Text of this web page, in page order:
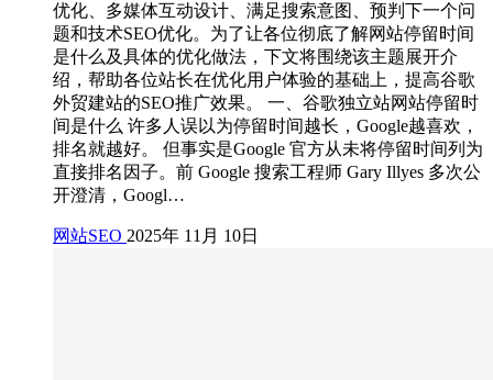
优化、多媒体互动设计、满足搜索意图、预判下一个问
题和技术SEO优化。为了让各位彻底了解网站停留时间
是什么及具体的优化做法，下文将围绕该主题展开介
绍，帮助各位站长在优化用户体验的基础上，提高谷歌
外贸建站的SEO推广效果。 一、谷歌独立站网站停留时
间是什么 许多人误以为停留时间越长，Google越喜欢，
排名就越好。 但事实是Google 官方从未将停留时间列为
直接排名因子。前 Google 搜索工程师 Gary Illyes 多次公
开澄清，Googl…
网站SEO 2025年 11月 10日